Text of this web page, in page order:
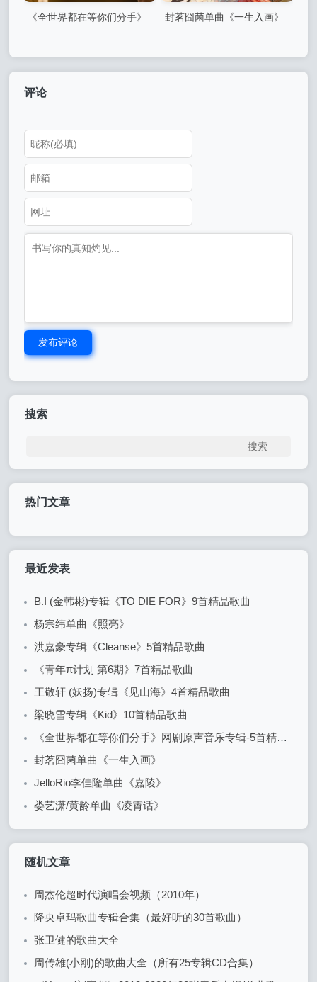
《全世界都在等你们分手》
封茗囧菌单曲《一生入画》
评论
发布评论
搜索
热门文章
最近发表
B.I (金韩彬)专辑《TO DIE FOR》9首精品歌曲
杨宗纬单曲《照亮》
洪嘉豪专辑《Cleanse》5首精品歌曲
《青年π计划 第6期》7首精品歌曲
王敬轩 (妖扬)专辑《见山海》4首精品歌曲
梁晓雪专辑《Kid》10首精品歌曲
《全世界都在等你们分手》网剧原声音乐专辑-5首精品歌曲+20首配乐
封茗囧菌单曲《一生入画》
JelloRio李佳隆单曲《嘉陵》
娄艺潇/黄龄单曲《凌霄话》
随机文章
周杰伦超时代演唱会视频（2010年）
降央卓玛歌曲专辑合集（最好听的30首歌曲）
张卫健的歌曲大全
周传雄(小刚)的歌曲大全（所有25专辑CD合集）